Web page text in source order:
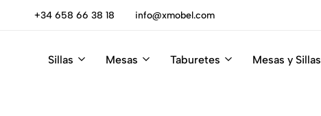
+34 658 66 38 18 info@xmobel.com
Sillas Mesas Taburetes Mesas y Sillas